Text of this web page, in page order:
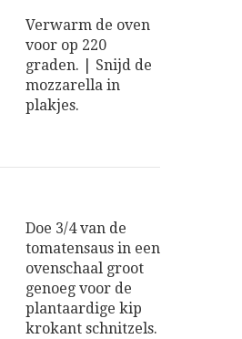
Verwarm de oven
voor op 220
graden. | Snijd de
mozzarella in
plakjes.
Doe 3/4 van de
tomatensaus in een
ovenschaal groot
genoeg voor de
plantaardige kip
krokant schnitzels.